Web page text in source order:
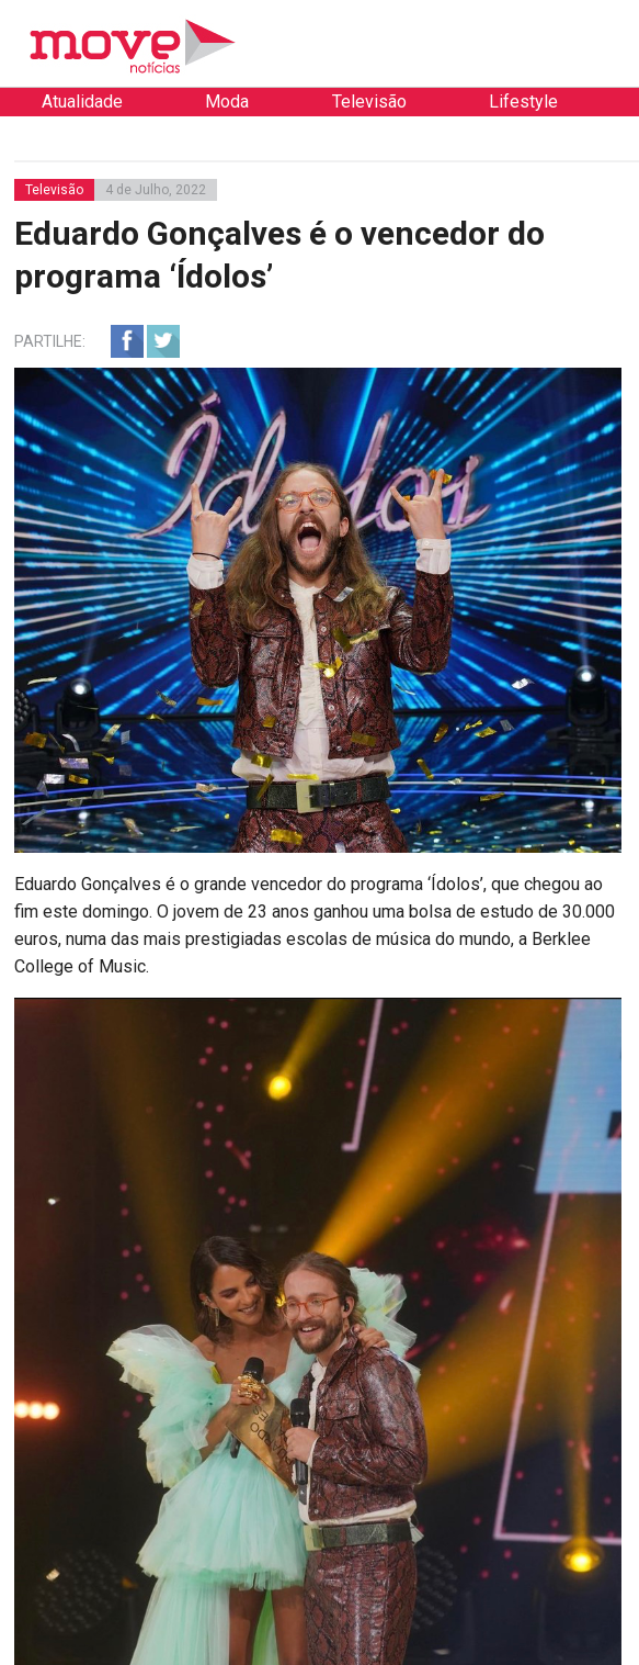
Atualidade Moda Televisão Lifestyle
Televisão 4 de Julho, 2022
Eduardo Gonçalves é o vencedor do
programa ‘Ídolos’
PARTILHE:
Eduardo Gonçalves é o grande vencedor do programa ‘Ídolos’, que chegou ao
fim este domingo. O jovem de 23 anos ganhou uma bolsa de estudo de 30.000
euros, numa das mais prestigiadas escolas de música do mundo, a Berklee
College of Music.